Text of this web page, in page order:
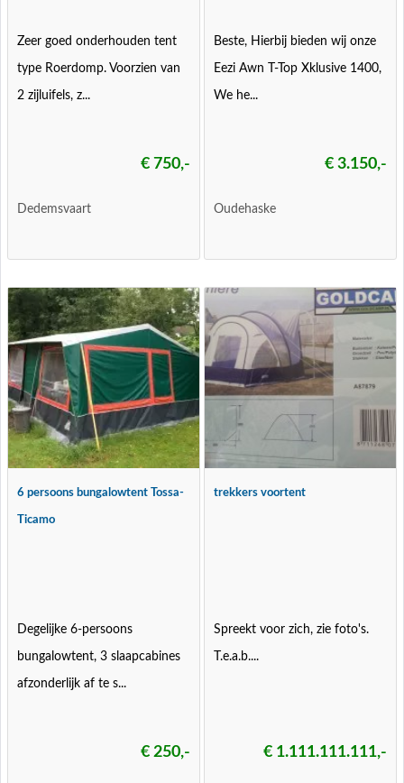
Zeer goed onderhouden tent
type Roerdomp. Voorzien van
2 zijluifels, z...
€ 750,-
Dedemsvaart
Beste, Hierbij bieden wij onze
Eezi Awn T-Top Xklusive 1400,
We he...
€ 3.150,-
Oudehaske
6 persoons bungalowtent Tossa-
Ticamo
Degelijke 6-persoons
bungalowtent, 3 slaapcabines
afzonderlijk af te s...
€ 250,-
trekkers voortent
Spreekt voor zich, zie foto's.
T.e.a.b....
€ 1.111.111.111,-